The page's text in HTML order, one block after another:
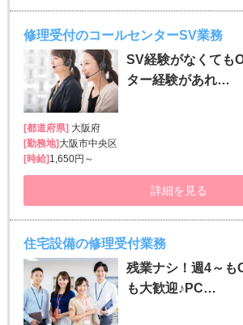
修理受付のコールセンターSV業務
SV経験がなくても
ター経験があれ…
[都道府県]大阪府
[勤務地]大阪市中央区
[時給]1,650円～
詳細を見る
住宅設備の修理受付業務
残業ナシ！週4～も
も大歓迎♪PC…